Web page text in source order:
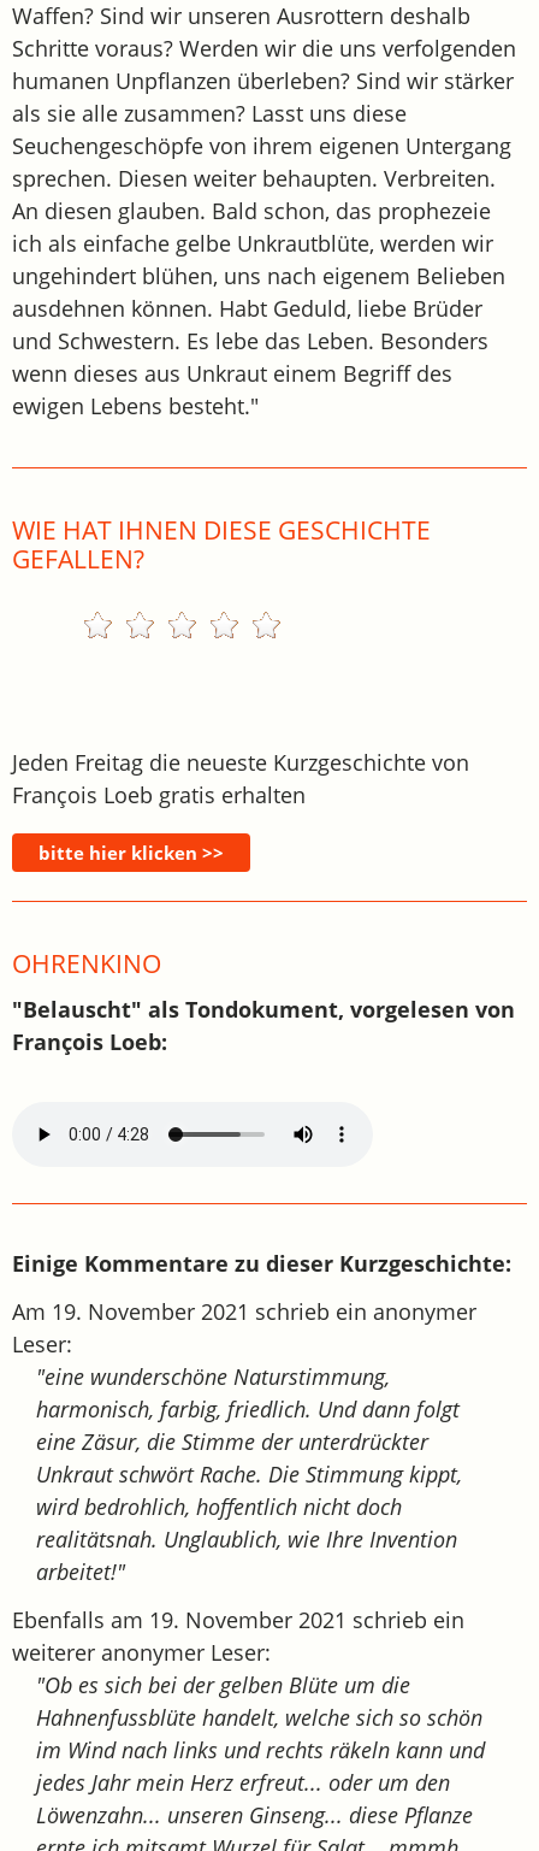
Waffen? Sind wir unseren Ausrottern deshalb
Schritte voraus? Werden wir die uns verfolgenden
humanen Unpflanzen überleben? Sind wir stärker
als sie alle zusammen? Lasst uns diese
Seuchengeschöpfe von ihrem eigenen Untergang
sprechen. Diesen weiter behaupten. Verbreiten.
An diesen glauben. Bald schon, das prophezeie
ich als einfache gelbe Unkrautblüte, werden wir
ungehindert blühen, uns nach eigenem Belieben
ausdehnen können. Habt Geduld, liebe Brüder
und Schwestern. Es lebe das Leben. Besonders
wenn dieses aus Unkraut einem Begriff des
ewigen Lebens besteht."
WIE HAT IHNEN DIESE GESCHICHTE
GEFALLEN?
Jeden Freitag die neueste Kurzgeschichte von
François Loeb gratis erhalten
OHRENKINO
"Belauscht" als Tondokument, vorgelesen von
François Loeb:
Einige Kommentare zu dieser Kurzgeschichte:
Am 19. November 2021 schrieb ein anonymer
Leser:
"eine wunderschöne Naturstimmung,
harmonisch, farbig, friedlich. Und dann folgt
eine Zäsur, die Stimme der unterdrückter
Unkraut schwört Rache. Die Stimmung kippt,
wird bedrohlich, hoffentlich nicht doch
realitätsnah. Unglaublich, wie Ihre Invention
arbeitet!"
Ebenfalls am 19. November 2021 schrieb ein
weiterer anonymer Leser:
"Ob es sich bei der gelben Blüte um die
Hahnenfussblüte handelt, welche sich so schön
im Wind nach links und rechts räkeln kann und
jedes Jahr mein Herz erfreut... oder um den
Löwenzahn... unseren Ginseng... diese Pflanze